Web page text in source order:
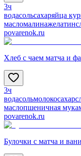
3ч
водасольсахаряйца
масломалинажелатин
povarenok.ru
Хлеб с чаем матча и
3ч
водасольмолокосахар
маслопшеничная мука
povarenok.ru
Булочки с матча и